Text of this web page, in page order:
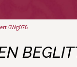
6Wg076